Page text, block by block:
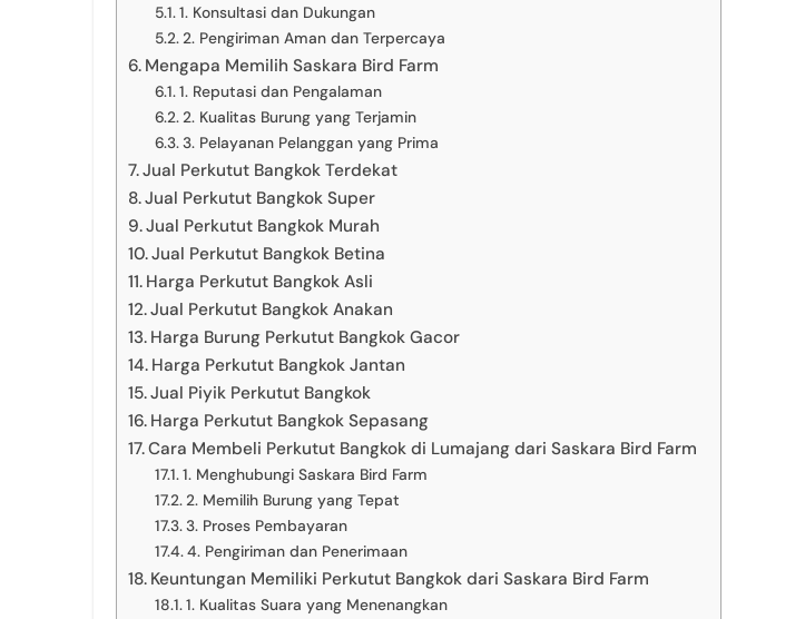
1. Konsultasi dan Dukungan
2. Pengiriman Aman dan Terpercaya
Mengapa Memilih Saskara Bird Farm
1. Reputasi dan Pengalaman
2. Kualitas Burung yang Terjamin
3. Pelayanan Pelanggan yang Prima
Jual Perkutut Bangkok Terdekat
Jual Perkutut Bangkok Super
Jual Perkutut Bangkok Murah
Jual Perkutut Bangkok Betina
Harga Perkutut Bangkok Asli
Jual Perkutut Bangkok Anakan
Harga Burung Perkutut Bangkok Gacor
Harga Perkutut Bangkok Jantan
Jual Piyik Perkutut Bangkok
Harga Perkutut Bangkok Sepasang
Cara Membeli Perkutut Bangkok di Lumajang dari Saskara Bird Farm
1. Menghubungi Saskara Bird Farm
2. Memilih Burung yang Tepat
3. Proses Pembayaran
4. Pengiriman dan Penerimaan
Keuntungan Memiliki Perkutut Bangkok dari Saskara Bird Farm
1. Kualitas Suara yang Menenangkan